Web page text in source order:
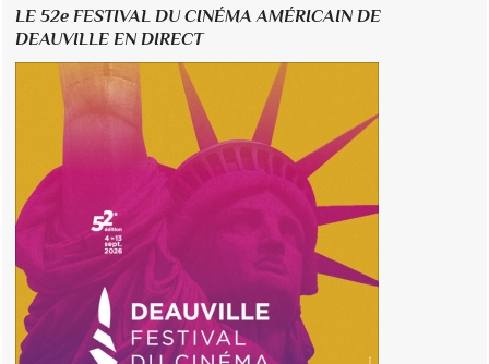
LE 52e FESTIVAL DU CINÉMA AMÉRICAIN DE
DEAUVILLE EN DIRECT